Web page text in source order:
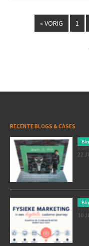
« VORIG 1
RECENTE BLOGS & CASES
22
10